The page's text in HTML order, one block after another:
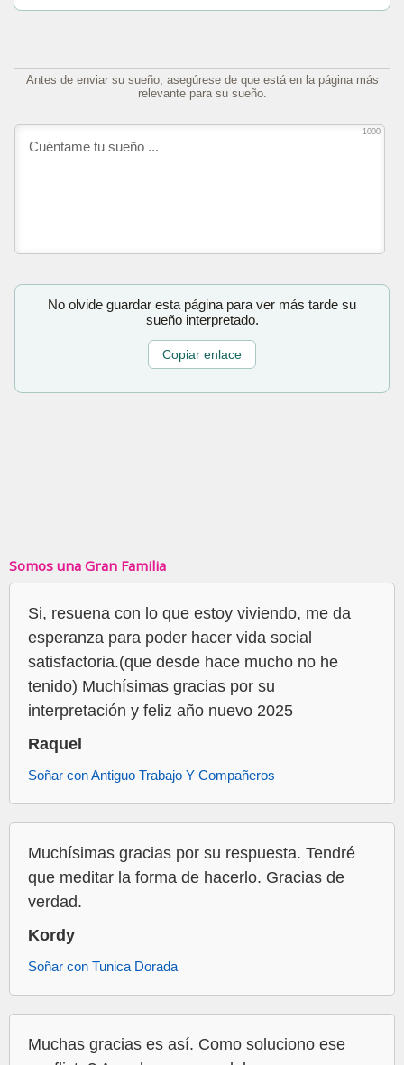
Antes de enviar su sueño, asegúrese de que está en la página más
relevante para su sueño.
1000
No olvide guardar esta página para ver más tarde su
sueño interpretado.
Copiar enlace
Somos una Gran Familia
Si, resuena con lo que estoy viviendo, me da
esperanza para poder hacer vida social
satisfactoria.(que desde hace mucho no he
tenido) Muchísimas gracias por su
interpretación y feliz año nuevo 2025
Raquel
Soñar con Antiguo Trabajo Y Compañeros
Muchísimas gracias por su respuesta. Tendré
que meditar la forma de hacerlo. Gracias de
verdad.
Kordy
Soñar con Tunica Dorada
Muchas gracias es así. Como soluciono ese